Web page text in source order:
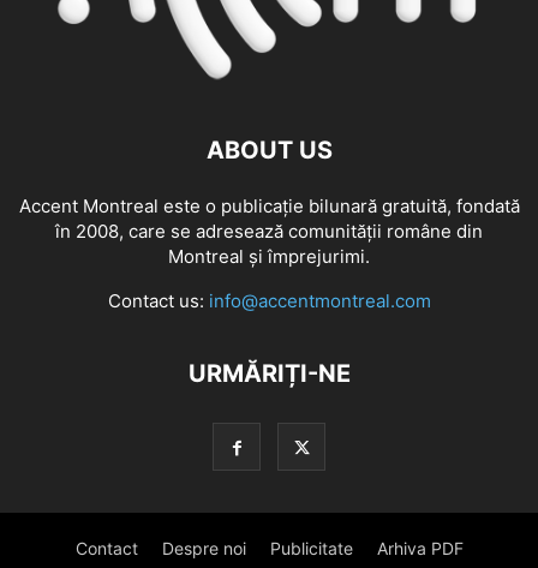
ABOUT US
Accent Montreal este o publicație bilunară gratuită, fondată
în 2008, care se adresează comunităţii române din
Montreal şi împrejurimi.
Contact us: info@accentmontreal.com
URMĂRIȚI-NE
Contact Despre noi Publicitate Arhiva PDF